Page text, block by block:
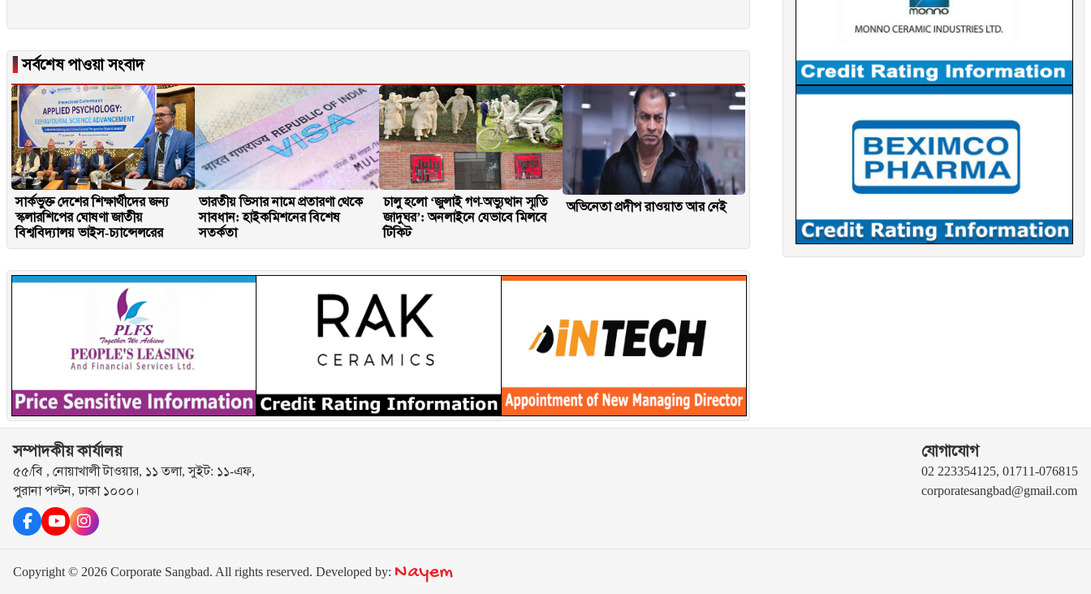
▐সর্বশেষ পাওয়া সংবাদ
সার্কভুক্ত দেশের শিক্ষার্থীদের জন্য
স্কলারশিপের ঘোষণা জাতীয়
বিশ্ববিদ্যালয় ভাইস-চ্যান্সেলরের
ভারতীয় ভিসার নামে প্রতারণা থেকে
সাবধান: হাইকমিশনের বিশেষ
সতর্কতা
চালু হলো ‘জুলাই গণ-অভ্যুত্থান স্মৃতি
জাদুঘর’: অনলাইনে যেভাবে মিলবে
টিকিট
অভিনেতা প্রদীপ রাওয়াত আর নেই
সম্পাদকীয় কার্যালয়
৫৫/বি , নোয়াখালী টাওয়ার, ১১ তলা, সুইট: ১১-এফ,
পুরানা পল্টন, ঢাকা ১০০০।
যোগাযোগ
02 223354125, 01711-076815
corporatesangbad@gmail.com
Copyright © 2026 Corporate Sangbad. All rights reserved. Developed by: Nayem